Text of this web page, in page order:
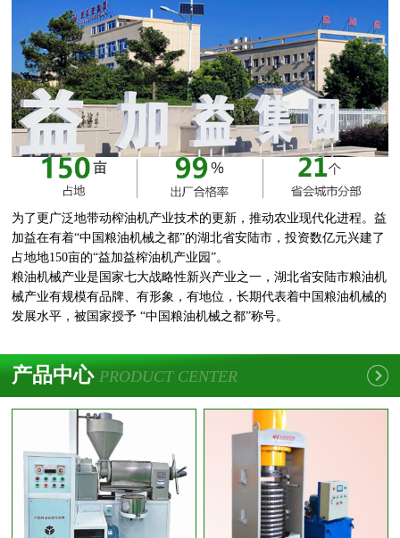
为了更广泛地带动榨油机产业技术的更新，推动农业现代化进程。益
加益在有着“中国粮油机械之都”的湖北省安陆市，投资数亿元兴建了
占地地150亩的“益加益榨油机产业园”。
粮油机械产业是国家七大战略性新兴产业之一，湖北省安陆市粮油机
械产业有规模有品牌、有形象，有地位，长期代表着中国粮油机械的
发展水平，被国家授予 “中国粮油机械之都”称号。
产品中心 PRODUCT CENTER